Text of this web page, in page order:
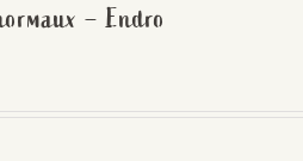
– Endro